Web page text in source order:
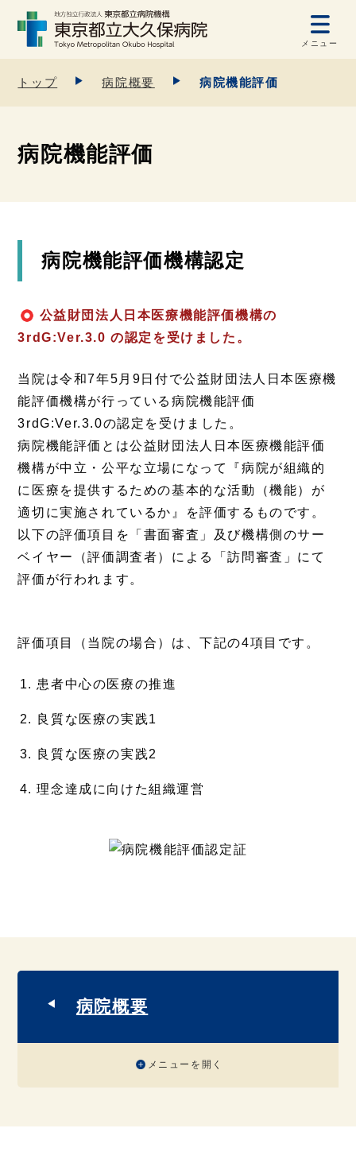
メニュー
トップ 病院概要 病院機能評価
病院機能評価
病院機能評価機構認定
注目情報
公益財団法人日本医療機能評価機構の
3rdG:Ver.3.0 の認定を受けました。
当院は令和7年5月9日付で公益財団法人日本医療機
能評価機構が行っている病院機能評価
3rdG:Ver.3.0の認定を受けました。
病院機能評価とは公益財団法人日本医療機能評価
機構が中立・公平な立場になって『病院が組織的
に医療を提供するための基本的な活動（機能）が
適切に実施されているか』を評価するものです。
以下の評価項目を「書面審査」及び機構側のサー
ベイヤー（評価調査者）による「訪問審査」にて
評価が行われます。
評価項目（当院の場合）は、下記の4項目です。
患者中心の医療の推進
良質な医療の実践1
良質な医療の実践2
理念達成に向けた組織運営
病院概要
メニューを開く